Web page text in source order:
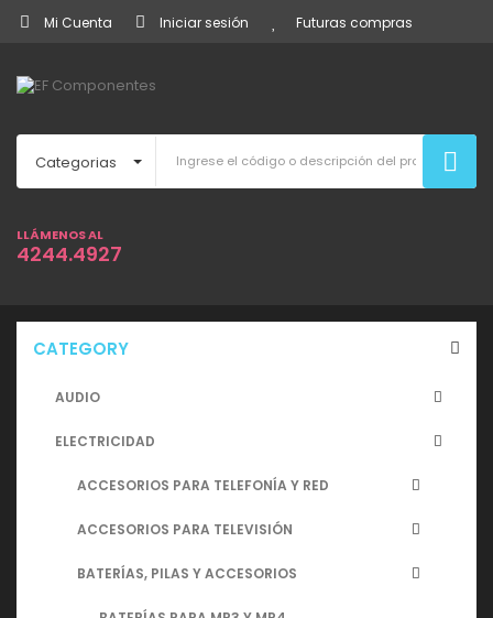
Mi Cuenta Iniciar sesión Futuras compras
Categorias
LLÁMENOS AL
4244.4927
CATEGORY
AUDIO
ELECTRICIDAD
ACCESORIOS PARA TELEFONÍA Y RED
ACCESORIOS PARA TELEVISIÓN
BATERÍAS, PILAS Y ACCESORIOS